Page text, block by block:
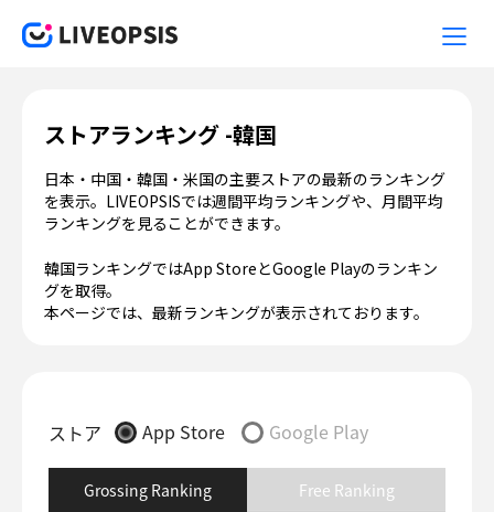
ストアランキング -韓国
日本・中国・韓国・米国の主要ストアの最新のランキング
を表示。LIVEOPSISでは週間平均ランキングや、月間平均
ランキングを見ることができます。
韓国ランキングではApp StoreとGoogle Playのランキン
グを取得。
本ページでは、最新ランキングが表示されております。
ストア App Store Google Play
Grossing Ranking Free Ranking